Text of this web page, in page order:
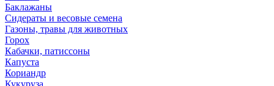
Баклажаны
Сидераты и весовые семена
Газоны, травы для животных
Горох
Кабачки, патиссоны
Капуста
Кориандр
Кукуруза